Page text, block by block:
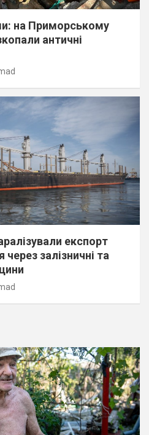
на Приморському
античні
експорт
залізничні та